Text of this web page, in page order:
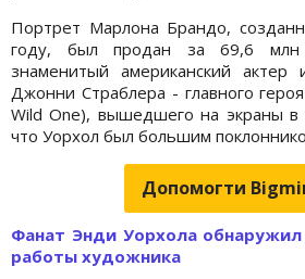
Портрет Марлона Брандо,
году, был продан за 69,6
знаменитый американский актер
Джонни Страблера - главного
Wild One), вышедшего на экраны в
что Уорхол был большим
Допомогти
Фанат Энди Уорхола обнаружил
работы художника